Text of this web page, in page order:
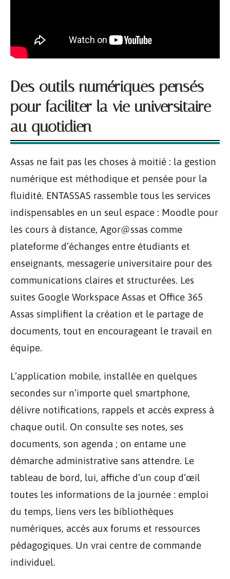
Des outils numériques pensés
pour faciliter la vie universitaire
au quotidien
Assas ne fait pas les choses à moitié : la gestion
numérique est méthodique et pensée pour la
fluidité. ENTASSAS rassemble tous les services
indispensables en un seul espace : Moodle pour
les cours à distance, Agor@ssas comme
plateforme d’échanges entre étudiants et
enseignants, messagerie universitaire pour des
communications claires et structurées. Les
suites Google Workspace Assas et Office 365
Assas simplifient la création et le partage de
documents, tout en encourageant le travail en
équipe.
L’application mobile, installée en quelques
secondes sur n’importe quel smartphone,
délivre notifications, rappels et accès express à
chaque outil. On consulte ses notes, ses
documents, son agenda ; on entame une
démarche administrative sans attendre. Le
tableau de bord, lui, affiche d’un coup d’œil
toutes les informations de la journée : emploi
du temps, liens vers les bibliothèques
numériques, accès aux forums et ressources
pédagogiques. Un vrai centre de commande
individuel.